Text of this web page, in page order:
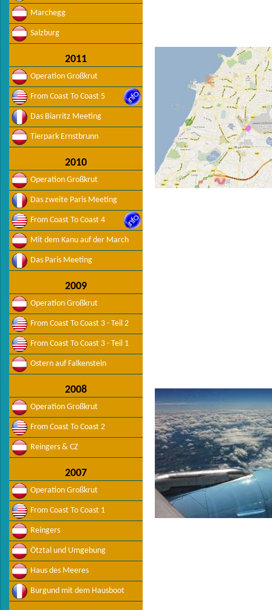
Marchegg
Salzburg
2011
Operation Großkrut
From Coast To Coast 5
Das Biarritz Meeting
Tierpark Ernstbrunn
2010
Operation Großkrut
Das zweite Paris Meeting
From Coast To Coast 4
Mit dem Kanu auf der March
Das Paris Meeting
2009
Operation Großkrut
From Coast To Coast 3 - Teil 2
From Coast To Coast 3 - Teil 1
Ostern auf Falkenstein
2008
Operation Großkrut
From Coast To Coast 2
Reingers & CZ
2007
Operation Großkrut
From Coast To Coast 1
Reingers
Ötztal und Umgebung
Haus des Meeres
Burgund mit dem Hausboot